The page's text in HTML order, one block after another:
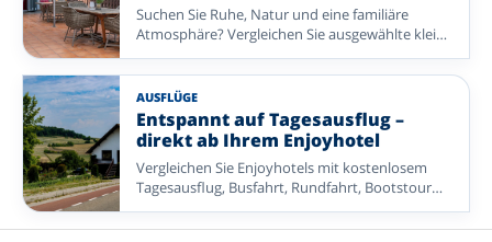
Suchen Sie Ruhe, Natur und eine familiäre
Atmosphäre? Vergleichen Sie ausgewählte kleine
Enjoyhotels in Deutschland, den Niederlanden,
Belgien und Frankreich.
AUSFLÜGE
Entspannt auf Tagesausflug –
direkt ab Ihrem Enjoyhotel
Vergleichen Sie Enjoyhotels mit kostenlosem
Tagesausflug, Busfahrt, Rundfahrt, Bootstour
oder einer anderen organisierten Exkursion.
Ideal, wenn Sie ohne eigene Routenplanung